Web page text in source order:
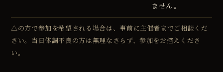
ません。
△の方で参加を希望される場合は、事前に主催者までご相談くだ
さい。当日体調不良の方は無理なさらず、参加をお控えくださ
い。